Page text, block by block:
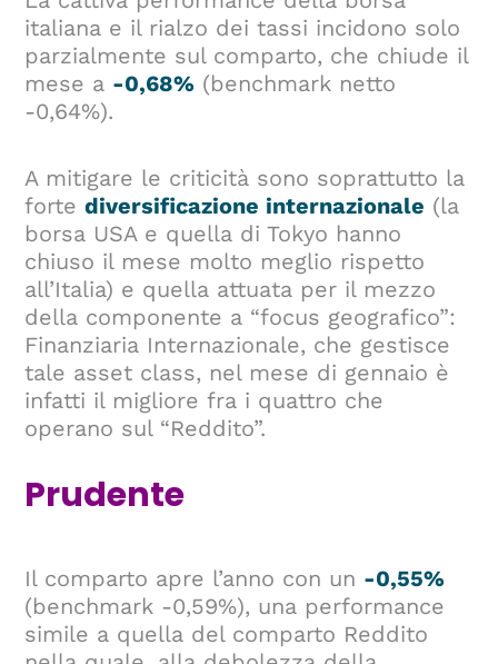
italiana e il rialzo dei tassi incidono solo
parzialmente sul comparto, che chiude il
mese a -0,68% (benchmark netto
-0,64%).
A mitigare le criticità sono soprattutto la
fortediversificazione internazionale (la
borsa USA e quella di Tokyo hanno
chiuso il mese molto meglio rispetto
all’Italia) e quella attuata per il mezzo
della componente a “focus geografico”:
Finanziaria Internazionale, che gestisce
tale asset class, nel mese di gennaio è
infatti il migliore fra i quattro che
operano sul “Reddito”.
Prudente
Il comparto apre l’anno con un -0,55%
(benchmark -0,59%), una performance
simile a quella del comparto Reddito